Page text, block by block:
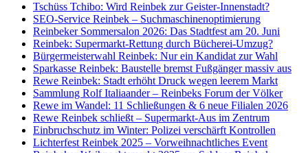
Tschüss Tchibo: Wird Reinbek zur Geister-Innenstadt?
SEO-Service Reinbek – Suchmaschinenoptimierung
Reinbeker Sommersalon 2026: Das Stadtfest am 20. Juni
Reinbek: Supermarkt-Rettung durch Bücherei-Umzug?
Bürgermeisterwahl Reinbek: Nur ein Kandidat zur Wahl
Sparkasse Reinbek: Baustelle bremst Fußgänger massiv aus
Rewe Reinbek: Stadt erhöht Druck wegen leerem Markt
Sammlung Rolf Italiaander – Reinbeks Forum der Völker
Rewe im Wandel: 11 Schließungen & 6 neue Filialen 2026
Rewe Reinbek schließt – Supermarkt-Aus im Zentrum
Einbruchschutz im Winter: Polizei verschärft Kontrollen
Lichterfest Reinbek 2025 – Vorweihnachtliches Event